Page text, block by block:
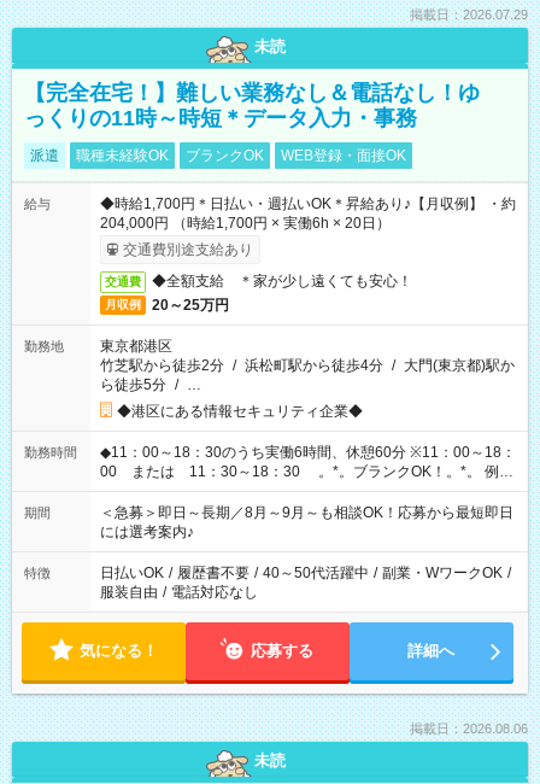
掲載日：2026.07.29
未読
【完全在宅！】難しい業務なし＆電話なし！ゆ
っくりの11時～時短＊データ入力・事務
派遣 職種未経験OK ブランクOK WEB登録・面接OK
給与
◆時給1,700円＊日払い・週払いOK＊昇給あり♪【月収例】 ・約
204,000円 （時給1,700円 × 実働6h × 20日）
交通費別途支給あり
交通費 ◆全額支給 ＊家が少し遠くても安心！
月収例 20～25万円
勤務地
東京都港区
竹芝駅から徒歩2分 / 浜松町駅から徒歩4分 / 大門(東京都)駅か
ら徒歩5分 / …
◆港区にある情報セキュリティ企業◆
勤務時間
◆11：00～18：30のうち実働6時間、休憩60分 ※11：00～18：
00 または 11：30～18：30 。*。ブランクOK！。*。 例え
ば前職が、 在宅/財団法人/事務/コールセンター/受付/販売/カフェ
スタッフ スイーツ販売/ホテルフロント/化粧品販売/など 様々な
業界から入社して活躍されています♪
期間
＜急募＞即日～長期／8月～9月～も相談OK！応募から最短即日
には選考案内♪
特徴 日払いOK / 履歴書不要 / 40～50代活躍中 / 副業・WワークOK /
服装自由 / 電話対応なし
気になる！ 応募する 詳細へ
掲載日：2026.08.06
未読